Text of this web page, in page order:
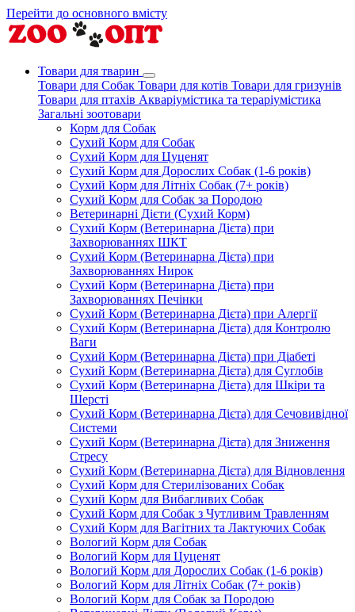
Перейти до основного вмісту
Товари для тварин
Товари для Собак Товари для котів Товари для гризунів
Товари для птахів Акваріумістика та тераріумістика
Загальні зоотовари
Корм для Собак
Сухий Корм для Собак
Сухий Корм для Цуценят
Сухий Корм для Дорослих Собак (1-6 років)
Сухий Корм для Літніх Собак (7+ років)
Сухий Корм для Собак за Породою
Ветеринарні Дієти (Сухий Корм)
Сухий Корм (Ветеринарна Дієта) при
Захворюваннях ШКТ
Сухий Корм (Ветеринарна Дієта) при
Захворюваннях Нирок
Сухий Корм (Ветеринарна Дієта) при
Захворюваннях Печінки
Сухий Корм (Ветеринарна Дієта) при Алергії
Сухий Корм (Ветеринарна Дієта) для Контролю
Ваги
Сухий Корм (Ветеринарна Дієта) при Діабеті
Сухий Корм (Ветеринарна Дієта) для Суглобів
Сухий Корм (Ветеринарна Дієта) для Шкіри та
Шерсті
Сухий Корм (Ветеринарна Дієта) для Сечовивідної
Системи
Сухий Корм (Ветеринарна Дієта) для Зниження
Стресу
Сухий Корм (Ветеринарна Дієта) для Відновлення
Сухий Корм для Стерилізованих Собак
Сухий Корм для Вибагливих Собак
Сухий Корм для Собак з Чутливим Травленням
Сухий Корм для Вагітних та Лактуючих Собак
Вологий Корм для Собак
Вологий Корм для Цуценят
Вологий Корм для Дорослих Собак (1-6 років)
Вологий Корм для Літніх Собак (7+ років)
Вологий Корм для Собак за Породою